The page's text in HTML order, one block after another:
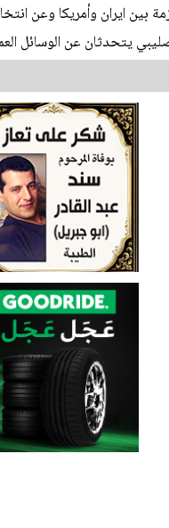
ايران وأمريكا وعن
يتحدثان عن الوسائل